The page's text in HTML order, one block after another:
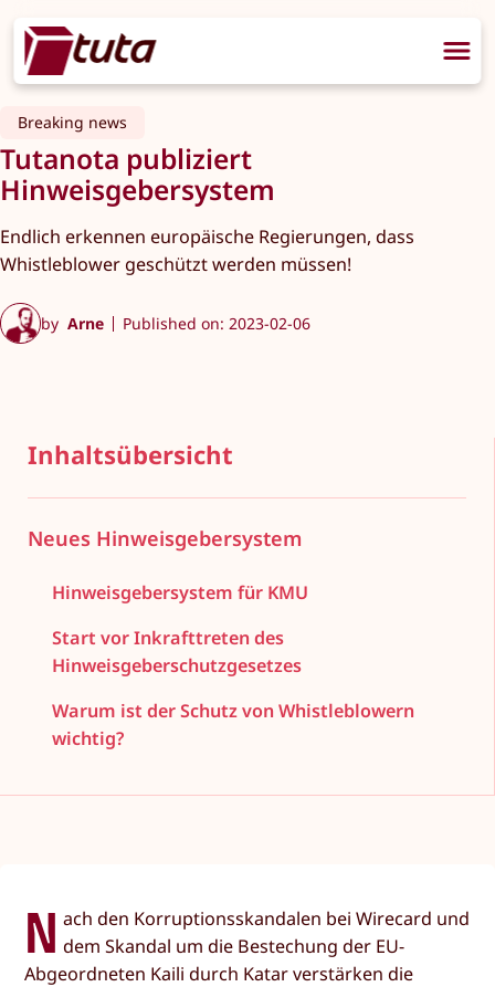
Breaking news
Tutanota publiziert
Hinweisgebersystem
Endlich erkennen europäische Regierungen, dass
Whistleblower geschützt werden müssen!
by Arne Published on: 2023-02-06
Inhaltsübersicht
Neues Hinweisgebersystem
Hinweisgebersystem für KMU
Start vor Inkrafttreten des
Hinweisgeberschutzgesetzes
Warum ist der Schutz von Whistleblowern
wichtig?
N ach den Korruptionsskandalen bei Wirecard und
dem Skandal um die Bestechung der EU-
Abgeordneten Kaili durch Katar verstärken die